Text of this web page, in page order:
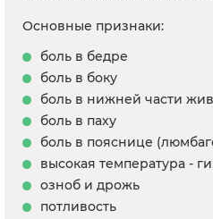
Основные признаки:
боль в бедре
боль в боку
боль в нижней части
боль в паху
боль в пояснице
высокая температура -
озноб и дрожь
потливость